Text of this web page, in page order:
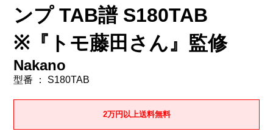
ンプ TAB譜 S180TAB
※『トモ藤田さん』監修
Nakano
型番 ： S180TAB
2万円以上送料無料